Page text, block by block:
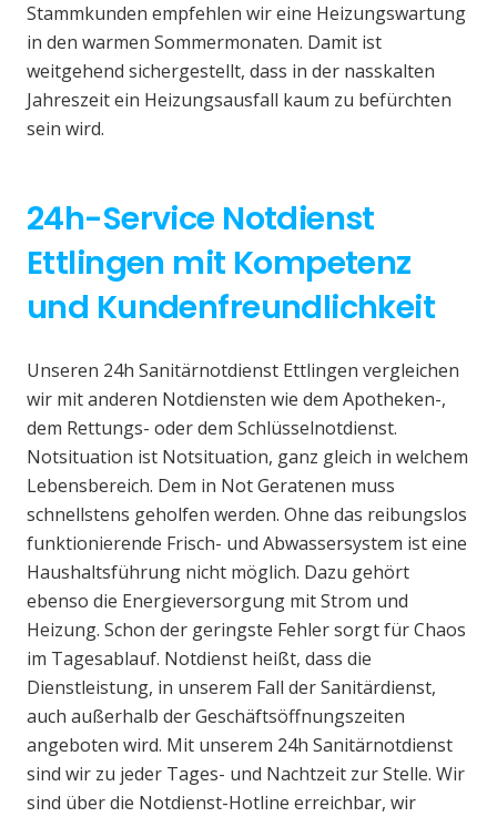
Stammkunden empfehlen wir eine Heizungswartung
in den warmen Sommermonaten. Damit ist
weitgehend sichergestellt, dass in der nasskalten
Jahreszeit ein Heizungsausfall kaum zu befürchten
sein wird.
24h-Service Notdienst
Ettlingen mit Kompetenz
und Kundenfreundlichkeit
Unseren 24h Sanitärnotdienst Ettlingen vergleichen
wir mit anderen Notdiensten wie dem Apotheken-,
dem Rettungs- oder dem Schlüsselnotdienst.
Notsituation ist Notsituation, ganz gleich in welchem
Lebensbereich. Dem in Not Geratenen muss
schnellstens geholfen werden. Ohne das reibungslos
funktionierende Frisch- und Abwassersystem ist eine
Haushaltsführung nicht möglich. Dazu gehört
ebenso die Energieversorgung mit Strom und
Heizung. Schon der geringste Fehler sorgt für Chaos
im Tagesablauf. Notdienst heißt, dass die
Dienstleistung, in unserem Fall der Sanitärdienst,
auch außerhalb der Geschäftsöffnungszeiten
angeboten wird. Mit unserem 24h Sanitärnotdienst
sind wir zu jeder Tages- und Nachtzeit zur Stelle. Wir
sind über die Notdienst-Hotline erreichbar, wir